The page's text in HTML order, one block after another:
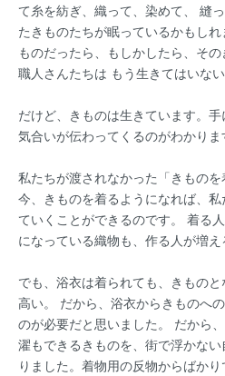
て糸を紡ぎ、織って、染めて、 縫
たきものたちが眠っているかもし
ものだったら、もしかしたら、そ
職人さんたちは もう生きてはいない
だけど、きものは生きています。
気合いが伝わってくるのがわかりま
私たちが渡されなかった「きものを
今、きものを着るようになれば、
ていくことができるのです。 着る
になっている織物も、作る人が増え
でも、浴衣は着られても、きもの
高い。 だから、浴衣からきものへ
のが必要だと思いました。 だから
濯もできるきものを、街で浮かな
りました。着物用の反物からばか